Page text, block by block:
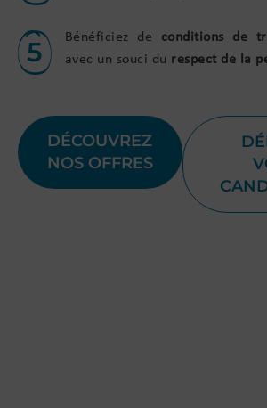
5 Bénéficiez de conditions de
avec un souci du respect de la
DÉCOUVREZ
NOS OFFRES